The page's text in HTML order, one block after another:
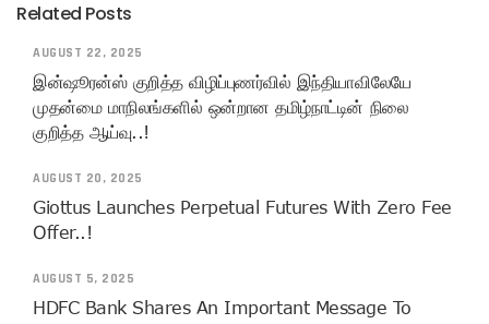
Related Posts
AUGUST 22, 2025
இன்ஷூரன்ஸ் குறித்த விழிப்புணர்வில் இந்தியாவிலேயே
முதன்மை மாநிலங்களில் ஒன்றான தமிழ்நாட்டின் நிலை
குறித்த ஆய்வு..!
AUGUST 20, 2025
Giottus Launches Perpetual Futures With Zero Fee
Offer..!
AUGUST 5, 2025
HDFC Bank Shares An Important Message To